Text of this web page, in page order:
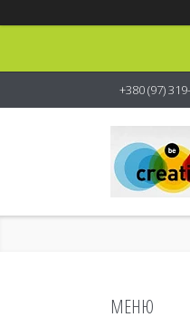
+380 (97)